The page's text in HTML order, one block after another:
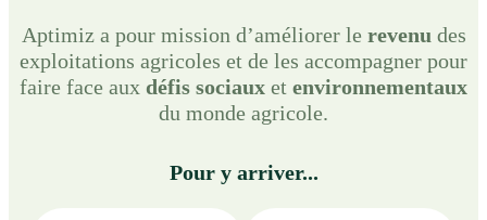
Aptimiz a pour mission d’améliorer le revenu des
exploitations agricoles et de les accompagner pour
faire face aux défis sociaux et environnementaux
du monde agricole.
Pour y arriver...